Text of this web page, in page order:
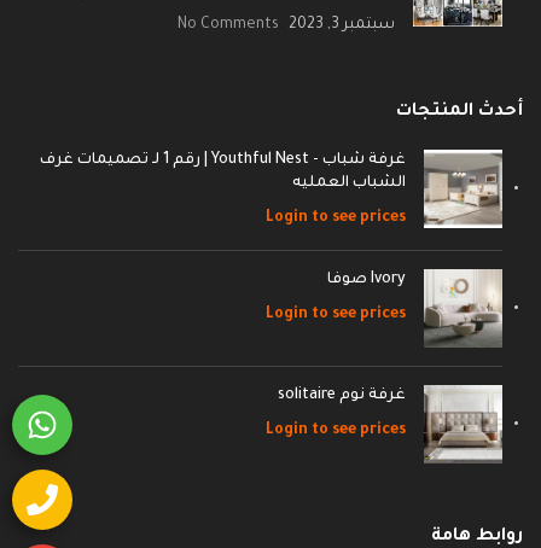
سبتمبر 3, 2023 No Comments
أحدث المنتجات
غرفة شباب - Youthful Nest | رقم 1 لـ تصميمات غرف
الشباب العمليه
Login to see prices
Ivory صوفا
Login to see prices
غرفة نوم solitaire
Login to see prices
روابط هامة